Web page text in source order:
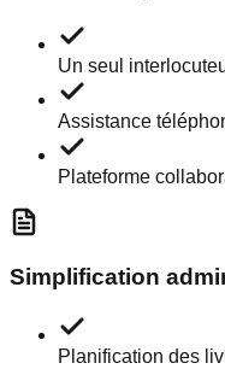
Un seul
Assistance
Plateforme
Simplification
Planification des